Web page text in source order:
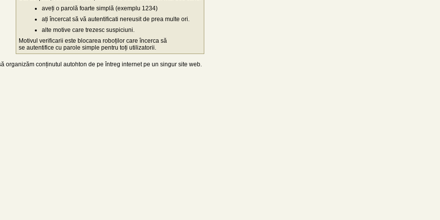
aveți o parolă foarte simplă (exemplu 1234)
ați încercat să vă autentificati nereusit de prea multe ori.
alte motive care trezesc suspiciuni.
Motivul verificarii este blocarea roboților care încerca să
se autentifice cu parole simple pentru toți utilizatorii.
organizăm conținutul autohton de pe întreg internet pe un singur site web.